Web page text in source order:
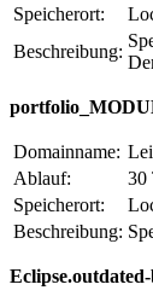
Speicherort:
Beschreibung:
Domainname:
Ablauf:
30
Speicherort:
Beschreibung: